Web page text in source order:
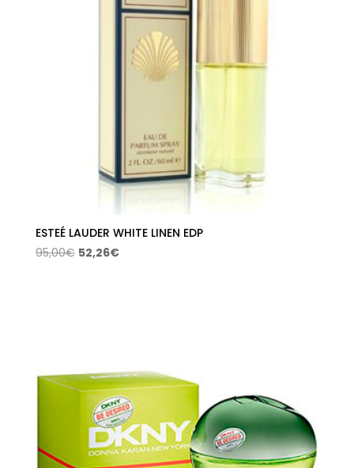
ESTEÉ LAUDER WHITE LINEN EDP
95,00€ El
52,26€El